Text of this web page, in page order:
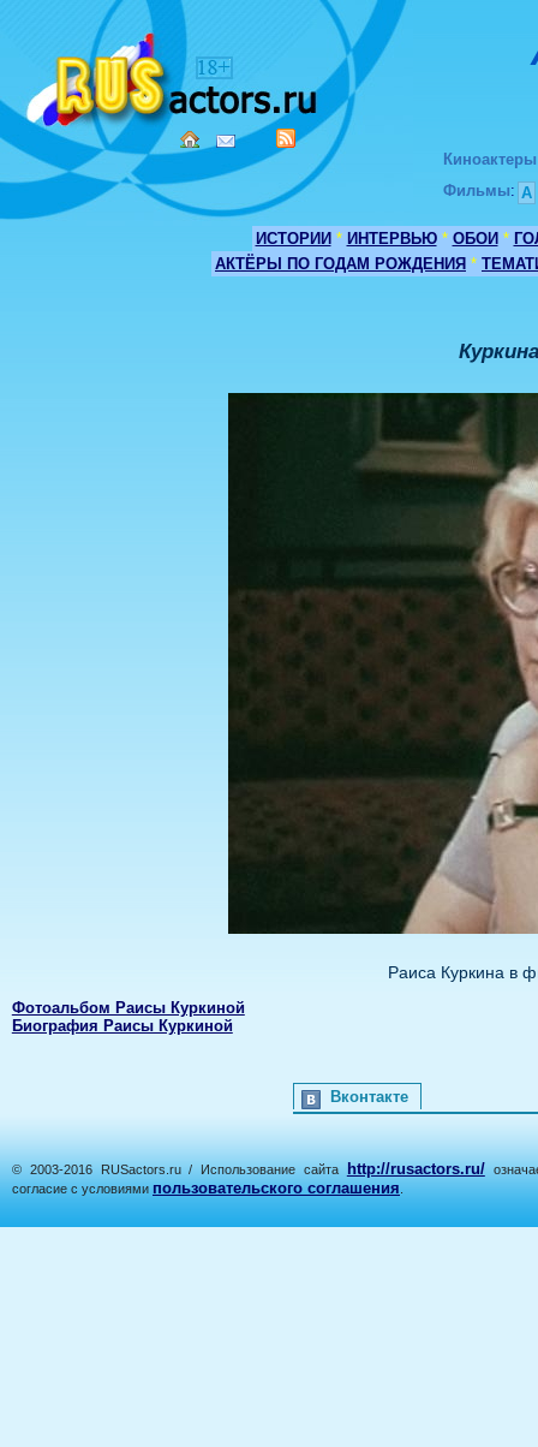
Киноактеры
Фильмы: А
ИСТОРИИ * ИНТЕРВЬЮ * ОБОИ *
АКТЁРЫ ПО ГОДАМ РОЖДЕНИЯ *
Раиса Куркина в
Фотоальбом Раисы Куркиной
Биография Раисы Куркиной
Вконтакте
© 2003-2016 RUSactors.ru / Использование сайта http://rusactors.ru/
согласие с условиями пользовательского соглашения